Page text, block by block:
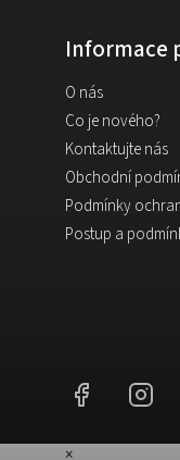
Informace
O nás
Co je nového?
Kontaktujte nás
Obchodní
Podmínky
Postup a
Facebook
×